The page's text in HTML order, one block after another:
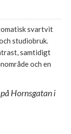
svartvit
studiobruk.
samtidigt
och en
Hornsgatan i